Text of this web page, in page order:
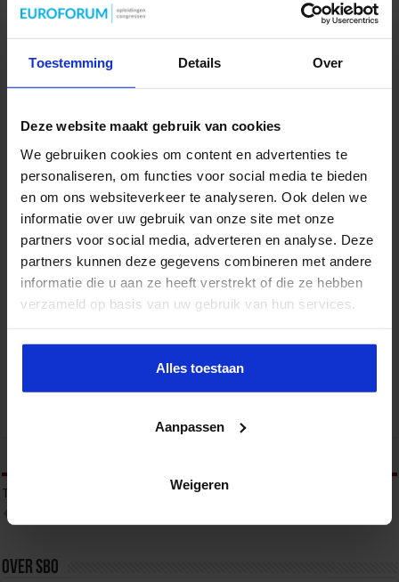
Toestemming Details Over
Deze website maakt gebruik van cookies
We gebruiken cookies om content en advertenties te
personaliseren, om functies voor social media te bieden
en om ons websiteverkeer te analyseren. Ook delen we
informatie over uw gebruik van onze site met onze
partners voor social media, adverteren en analyse. Deze
partners kunnen deze gegevens combineren met andere
informatie die u aan ze heeft verstrekt of die ze hebben
verzameld op basis van uw gebruik van hun services.
Alles toestaan
Aanpassen
Weigeren
Succesvol Projectmanagement in de Zorg
Mobile Healthcare Event 2026
ZORG
Tags
ZICHT OP ZIEKENHUIZEN
Over sbo